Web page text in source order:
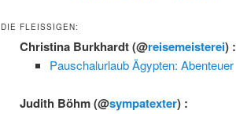
DIE FLEISSIGEN:
Christina Burkhardt(@reisemeisterei) :
Pauschalurlaub Ägypten: Abenteuer
Judith Böhm(@sympatexter) :